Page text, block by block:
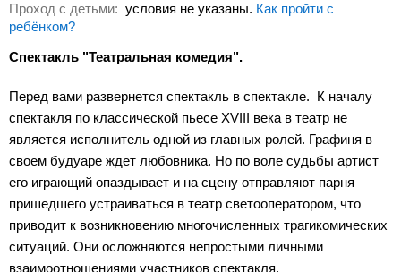
Проход с детьми: условия не указаны. Как пройти с
ребёнком?
Спектакль "Театральная комедия".
Перед вами развернется спектакль в спектакле. К началу
спектакля по классической пьесе ХVIII века в театр не
является исполнитель одной из главных ролей. Графиня в
своем будуаре ждет любовника. Но по воле судьбы артист
его играющий опаздывает и на сцену отправляют парня
пришедшего устраиваться в театр светооператором, что
приводит к возникновению многочисленных трагикомических
ситуаций. Они осложняются непростыми личными
взаимоотношениями участников спектакля.